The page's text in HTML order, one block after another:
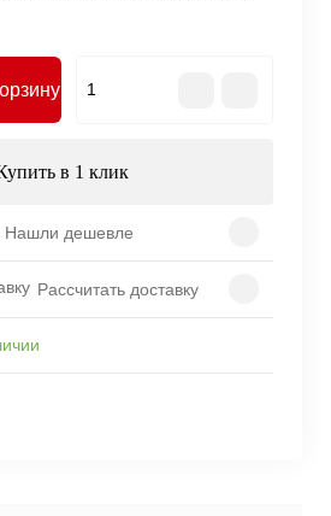
в 1 клик
Нашли дешевле
Рассчитать доставку